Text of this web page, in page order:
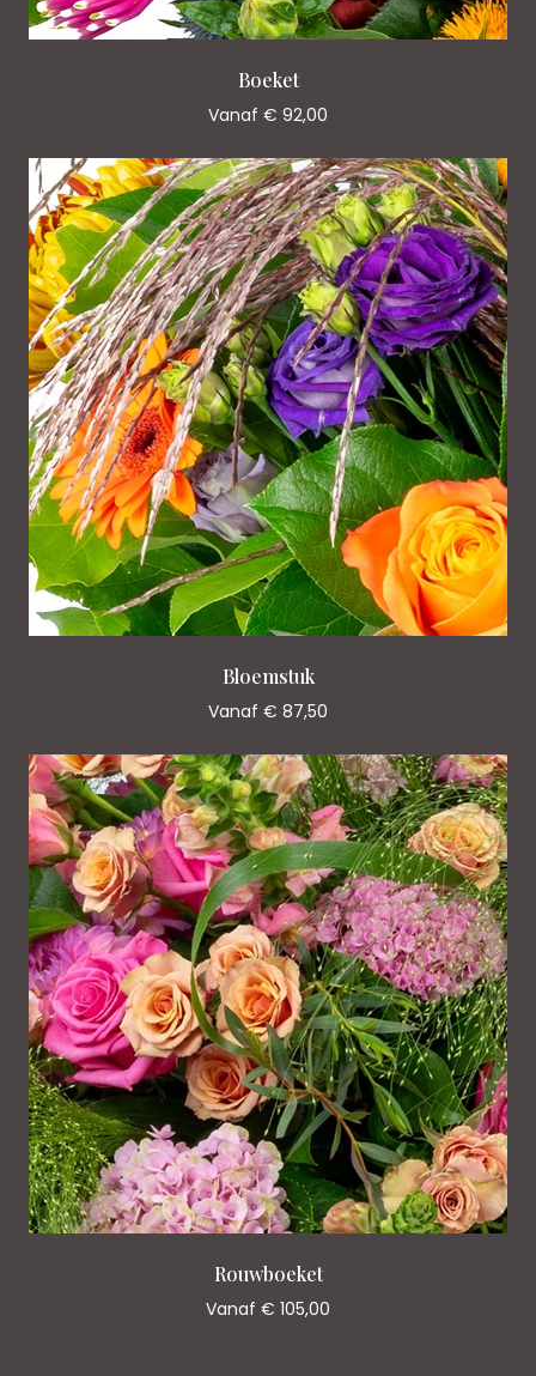
Boeket
Vanaf € 92,00
Bloemstuk
Vanaf € 87,50
Rouwboeket
Vanaf € 105,00